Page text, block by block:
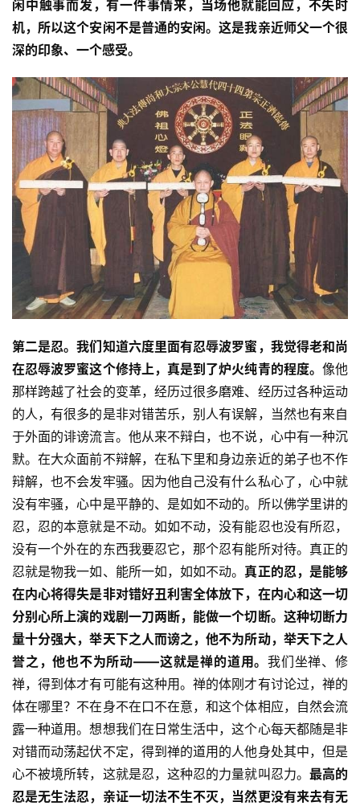
资
讯
八
点
僧
音
闲中触事而发，有一件事情来，当场他就能回应，不失时
机，所以这个安闲不是普通的安闲。这是我亲近师父一个很
深的印象、一个感受。
第二是忍。我们知道六度里面有忍辱波罗蜜，我觉得老和尚
在忍辱波罗蜜这个修持上，真是到了炉火纯青的程度。 像他
那样跨越了社会的变革，经历过很多磨难、经历过各种运动
的人，有很多的是非对错苦乐，别人有误解，当然也有来自
于外面的诽谤流言。他从来不辩白，也不说，心中有一种沉
默。在大众面前不辩解，在私下里和身边亲近的弟子也不作
辩解，也不会发牢骚。因为他自己没有什么私心了，心中就
没有牢骚，心中是平静的、是如如不动的。所以佛学里讲的
忍，忍的本意就是不动。如如不动，没有能忍也没有所忍，
没有一个外在的东西我要忍它，那个忍有能所对待。真正的
忍就是物我一如、能所一如，如如不动。真正的忍，是能够
在内心将得失是非对错好丑利害全体放下，在内心和这一切
分别心所上演的戏剧一刀两断，能做一个切断。这种切断力
量十分强大，举天下之人而谤之，他不为所动，举天下之人
誉之，他也不为所动——这就是禅的道用。我们坐禅、修
禅，得到体才有可能有这种用。禅的体刚才有讨论过，禅的
体在哪里？不在身不在口不在意，和这个体相应，自然会流
露一种道用。想想我们在日常生活中，这个心每天都随是非
对错而动荡起伏不定，得到禅的道用的人他身处其中，但是
心不被境所转，这就是忍，这种忍的力量就叫忍力。 最高的
忍是无生法忍，亲证一切法不生不灭，当然更没有来去有无